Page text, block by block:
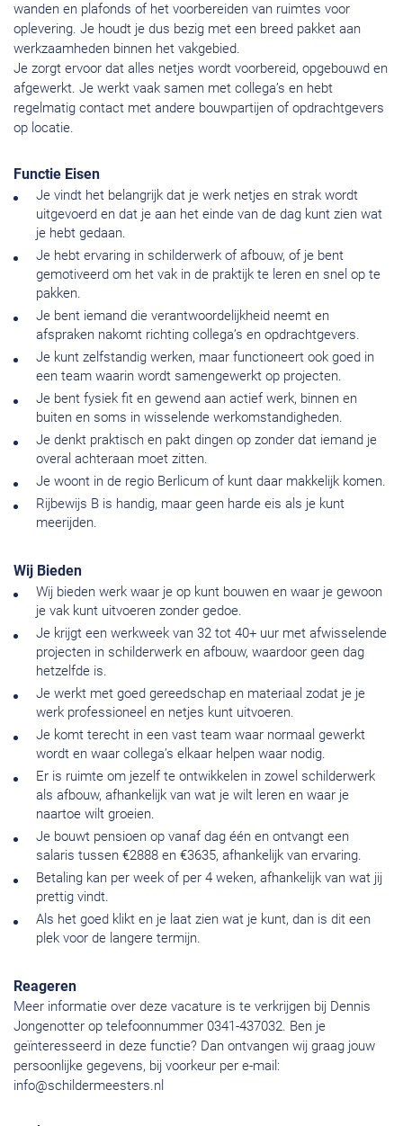
wanden en plafonds of het voorbereiden van ruimtes voor
oplevering. Je houdt je dus bezig met een breed pakket aan
werkzaamheden binnen het vakgebied.
Je zorgt ervoor dat alles netjes wordt voorbereid, opgebouwd en
afgewerkt. Je werkt vaak samen met collega’s en hebt
regelmatig contact met andere bouwpartijen of opdrachtgevers
op locatie.
Functie Eisen
Je vindt het belangrijk dat je werk netjes en strak wordt
uitgevoerd en dat je aan het einde van de dag kunt zien wat
je hebt gedaan.
Je hebt ervaring in schilderwerk of afbouw, of je bent
gemotiveerd om het vak in de praktijk te leren en snel op te
pakken.
Je bent iemand die verantwoordelijkheid neemt en
afspraken nakomt richting collega’s en opdrachtgevers.
Je kunt zelfstandig werken, maar functioneert ook goed in
een team waarin wordt samengewerkt op projecten.
Je bent fysiek fit en gewend aan actief werk, binnen en
buiten en soms in wisselende werkomstandigheden.
Je denkt praktisch en pakt dingen op zonder dat iemand je
overal achteraan moet zitten.
Je woont in de regio Berlicum of kunt daar makkelijk komen.
Rijbewijs B is handig, maar geen harde eis als je kunt
meerijden.
Wij Bieden
Wij bieden werk waar je op kunt bouwen en waar je gewoon
je vak kunt uitvoeren zonder gedoe.
Je krijgt een werkweek van 32 tot 40+ uur met afwisselende
projecten in schilderwerk en afbouw, waardoor geen dag
hetzelfde is.
Je werkt met goed gereedschap en materiaal zodat je je
werk professioneel en netjes kunt uitvoeren.
Je komt terecht in een vast team waar normaal gewerkt
wordt en waar collega’s elkaar helpen waar nodig.
Er is ruimte om jezelf te ontwikkelen in zowel schilderwerk
als afbouw, afhankelijk van wat je wilt leren en waar je
naartoe wilt groeien.
Je bouwt pensioen op vanaf dag één en ontvangt een
salaris tussen €2888 en €3635, afhankelijk van ervaring.
Betaling kan per week of per 4 weken, afhankelijk van wat jij
prettig vindt.
Als het goed klikt en je laat zien wat je kunt, dan is dit een
plek voor de langere termijn.
Reageren
Meer informatie over deze vacature is te verkrijgen bij Dennis
Jongenotter op telefoonnummer 0341-437032. Ben je
geïnteresseerd in deze functie? Dan ontvangen wij graag jouw
persoonlijke gegevens, bij voorkeur per e-mail:
info@schildermeesters.nl